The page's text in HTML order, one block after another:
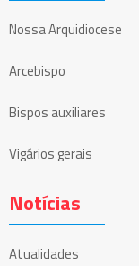
Nossa Arquidiocese
Arcebispo
Bispos auxiliares
Vigários gerais
Notícias
Atualidades